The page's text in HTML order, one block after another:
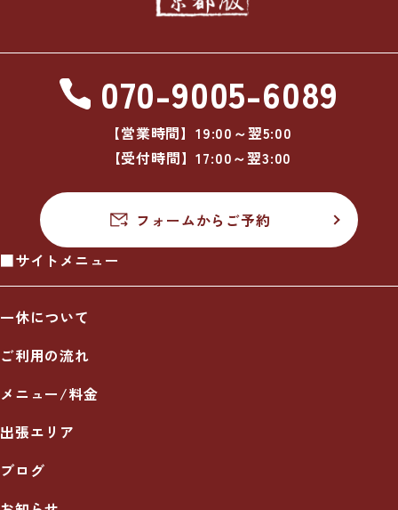
070-9005-6089
【営業時間】19:00～翌5:00
【受付時間】17:00～翌3:00
フォームからご予約
■サイトメニュー
一休について
ご利用の流れ
メニュー/料金
出張エリア
ブログ